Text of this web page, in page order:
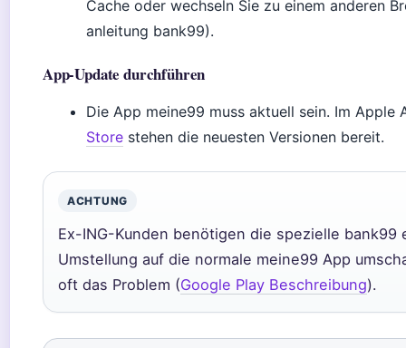
Cache oder wechseln Sie zu einem anderen
anleitung bank99).
App-Update durchführen
Die App meine99 muss aktuell sein. Im Apple
Store stehen die neuesten Versionen bereit.
ACHTUNG
Ex-ING-Kunden benötigen die spezielle bank99
Umstellung auf die normale meine99 App
oft das Problem (Google Play Beschreibung).